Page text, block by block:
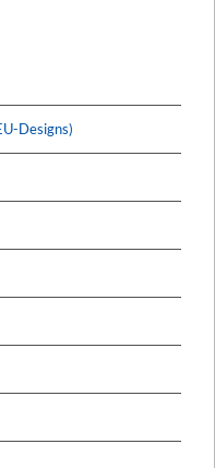
Designs)